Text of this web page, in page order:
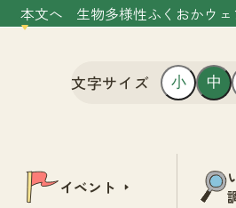
本文へ 生物多様性ふくおかウ
文字サイズ 小 中
イベント